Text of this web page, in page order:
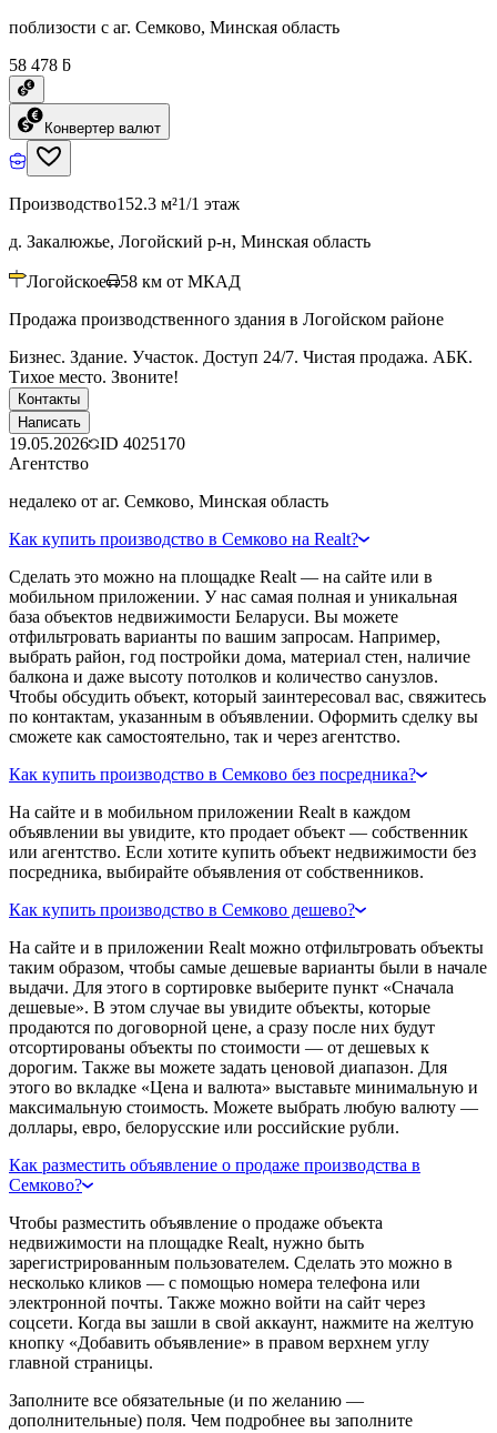
поблизости с аг. Семково, Минская область
58 478 ƃ
Конвертер валют
Производство152.3 м²1/1 этаж
д. Закалюжье, Логойский р-н, Минская область
Логойское 58 км от МКАД
Продажа производственного здания в Логойском районе
Бизнес. Здание. Участок. Доступ 24/7. Чистая продажа. АБК.
Тихое место. Звоните!
Контакты
Написать
19.05.2026 ID 4025170
Агентство
недалеко от аг. Семково, Минская область
Как купить производство в Семково на Realt?
Сделать это можно на площадке Realt — на сайте или в
мобильном приложении. У нас самая полная и уникальная
база объектов недвижимости Беларуси. Вы можете
отфильтровать варианты по вашим запросам. Например,
выбрать район, год постройки дома, материал стен, наличие
балкона и даже высоту потолков и количество санузлов.
Чтобы обсудить объект, который заинтересовал вас, свяжитесь
по контактам, указанным в объявлении. Оформить сделку вы
сможете как самостоятельно, так и через агентство.
Как купить производство в Семково без посредника?
На сайте и в мобильном приложении Realt в каждом
объявлении вы увидите, кто продает объект — собственник
или агентство. Если хотите купить объект недвижимости без
посредника, выбирайте объявления от собственников.
Как купить производство в Семково дешево?
На сайте и в приложении Realt можно отфильтровать объекты
таким образом, чтобы самые дешевые варианты были в начале
выдачи. Для этого в сортировке выберите пункт «Сначала
дешевые». В этом случае вы увидите объекты, которые
продаются по договорной цене, а сразу после них будут
отсортированы объекты по стоимости — от дешевых к
дорогим. Также вы можете задать ценовой диапазон. Для
этого во вкладке «Цена и валюта» выставьте минимальную и
максимальную стоимость. Можете выбрать любую валюту —
доллары, евро, белорусские или российские рубли.
Как разместить объявление о продаже производства в
Семково?
Чтобы разместить объявление о продаже объекта
недвижимости на площадке Realt, нужно быть
зарегистрированным пользователем. Сделать это можно в
несколько кликов — с помощью номера телефона или
электронной почты. Также можно войти на сайт через
соцсети. Когда вы зашли в свой аккаунт, нажмите на желтую
кнопку «Добавить объявление» в правом верхнем углу
главной страницы.
Заполните все обязательные (и по желанию —
дополнительные) поля. Чем подробнее вы заполните